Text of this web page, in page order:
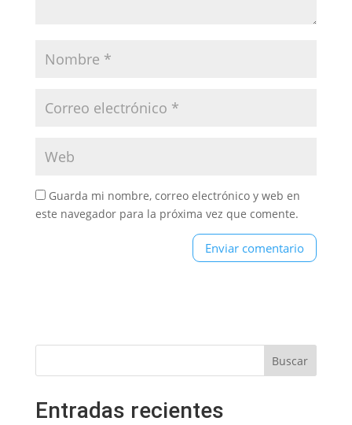
Guarda mi nombre, correo electrónico y web en
este navegador para la próxima vez que comente.
Entradas recientes